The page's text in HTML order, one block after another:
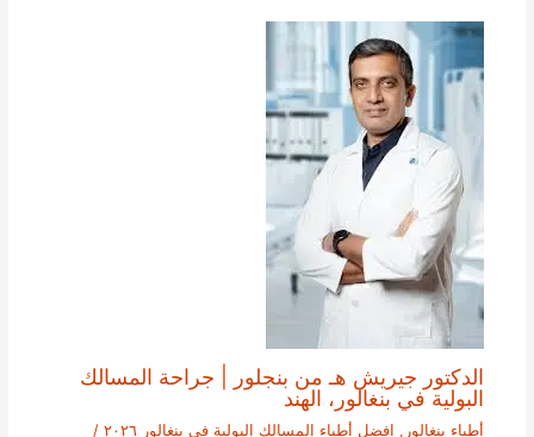
الدكتور جيريش هـ من بنجلور | جراحة المسالك
البولية في بنغالور، الهند
أطباء بنغالور , افضل أطباء المسالك البولية في بنغالور ٢٠٢٦
/